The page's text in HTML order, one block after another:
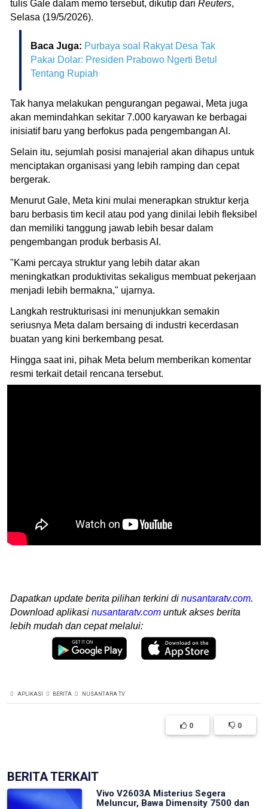
tulis Gale dalam memo tersebut, dikutip dari Reuters,
Selasa (19/5/2026).
Baca Juga: Purbaya soal Rakyat Desa Tak
Pakai Dolar: Presiden Prabowo Ngerti Betul
Tentang Rupiah
Tak hanya melakukan pengurangan pegawai, Meta juga
akan memindahkan sekitar 7.000 karyawan ke berbagai
inisiatif baru yang berfokus pada pengembangan AI.
Selain itu, sejumlah posisi manajerial akan dihapus untuk
menciptakan organisasi yang lebih ramping dan cepat
bergerak.
Menurut Gale, Meta kini mulai menerapkan struktur kerja
baru berbasis tim kecil atau pod yang dinilai lebih fleksibel
dan memiliki tanggung jawab lebih besar dalam
pengembangan produk berbasis AI.
"Kami percaya struktur yang lebih datar akan
meningkatkan produktivitas sekaligus membuat pekerjaan
menjadi lebih bermakna," ujarnya.
Langkah restrukturisasi ini menunjukkan semakin
seriusnya Meta dalam bersaing di industri kecerdasan
buatan yang kini berkembang pesat.
Hingga saat ini, pihak Meta belum memberikan komentar
resmi terkait detail rencana tersebut.
Dapatkan update berita pilihan terkini di nusantaratv.com.
Download aplikasi nusantaratv.com untuk akses berita
lebih mudah dan cepat melalui:
APLIKASI BERITA NUSANTARA TV
0 0
BERITA TERKAIT
Vivo V2603A Misterius Segera
Meluncur, Bawa Dimensity 7500 dan